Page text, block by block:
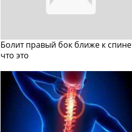
Болит правый бок ближе к спине
что это